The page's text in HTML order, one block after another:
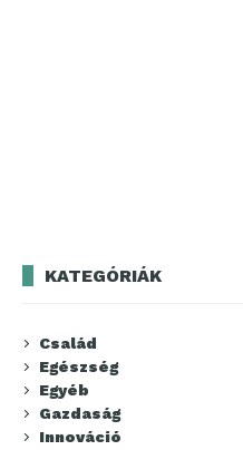
KATEGÓRIÁK
Család
Egészség
Egyéb
Gazdaság
Innováció